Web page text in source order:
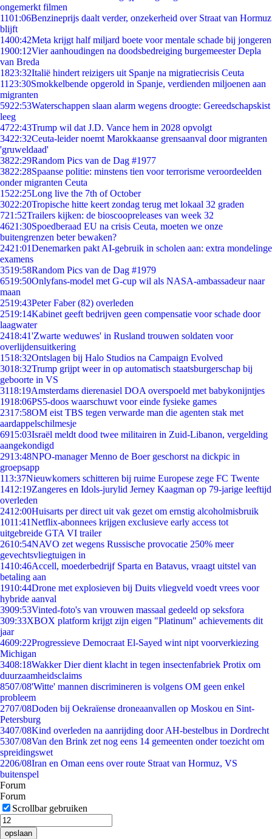
ongemerkt filmen
1101:06Benzineprijs daalt verder, onzekerheid over Straat van Hormuz
blijft
1400:42Meta krijgt half miljard boete voor mentale schade bij jongeren
1900:12Vier aanhoudingen na doodsbedreiging burgemeester Depla
van Breda
1823:32Italië hindert reizigers uit Spanje na migratiecrisis Ceuta
11 23:30Smokkelbende opgerold in Spanje, verdienden miljoenen aan
migranten
5922:53Waterschappen slaan alarm wegens droogte: Gereedschapskist
leeg
4722:43Trump wil dat J.D. Vance hem in 2028 opvolgt
3422:32Ceuta-leider noemt Marokkaanse grensaanval door migranten
'gruweldaad'
3822:29Random Pics van de Dag #1977
3822:28Spaanse politie: minstens tien voor terrorisme veroordeelden
onder migranten Ceuta
1522:25Long live the 7th of October
3022:20Tropische hitte keert zondag terug met lokaal 32 graden
721:52Trailers kijken: de bioscoopreleases van week 32
4621:30Spoedberaad EU na crisis Ceuta, moeten we onze
buitengrenzen beter bewaken?
2421:01Denemarken pakt AI-gebruik in scholen aan: extra mondelinge
examens
3519:58Random Pics van de Dag #1979
6519:50Onlyfans-model met G-cup wil als NASA-ambassadeur naar
maan
2519:43Peter Faber (82) overleden
2519:14Kabinet geeft bedrijven geen compensatie voor schade door
laagwater
2418:41'Zwarte weduwes' in Rusland trouwen soldaten voor
overlijdensuitkering
1518:32Ontslagen bij Halo Studios na Campaign Evolved
3018:32Trump grijpt weer in op automatisch staatsburgerschap bij
geboorte in VS
3118:19Amsterdams dierenasiel DOA overspoeld met babykonijntjes
1918:06PS5-doos waarschuwt voor einde fysieke games
2317:58OM eist TBS tegen verwarde man die agenten stak met
aardappelschilmesje
6915:03Israël meldt dood twee militairen in Zuid-Libanon, vergelding
aangekondigd
2913:48NPO-manager Menno de Boer geschorst na dickpic in
groepsapp
113:37Nieuwkomers schitteren bij ruime Europese zege FC Twente
1412:19Zangeres en Idols-jurylid Jerney Kaagman op 79-jarige leeftijd
overleden
2412:00Huisarts per direct uit vak gezet om ernstig alcoholmisbruik
1011:41Netflix-abonnees krijgen exclusieve early access tot
uitgebreide GTA VI trailer
2610:54NAVO zet wegens Russische provocatie 250% meer
gevechtsvliegtuigen in
1410:46Accell, moederbedrijf Sparta en Batavus, vraagt uitstel van
betaling aan
1910:44Drone met explosieven bij Duits vliegveld voedt vrees voor
hybride aanval
3909:53Vinted-foto's van vrouwen massaal gedeeld op seksfora
309:33XBOX platform krijgt zijn eigen "Platinum" achievements dit
jaar
4609:22Progressieve Democraat El-Sayed wint nipt voorverkiezing
Michigan
3408:18Wakker Dier dient klacht in tegen insectenfabriek Protix om
duurzaamheidsclaims
8507/08'Witte' mannen discrimineren is volgens OM geen enkel
probleem
2707/08Doden bij Oekraïense droneaanvallen op Moskou en Sint-
Petersburg
3407/08Kind overleden na aanrijding door AH-bestelbus in Dordrecht
5307/08Van den Brink zet nog eens 14 gemeenten onder toezicht om
spreidingswet
2206/08Iran en Oman eens over route Straat van Hormuz, VS
buitenspel
Forum
Forum
Scrollbar gebruiken
opslaan